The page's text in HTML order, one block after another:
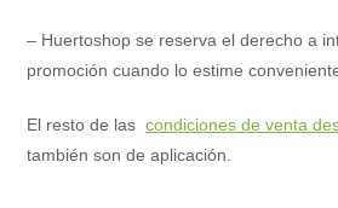
– Huertoshop se reserva el derecho a
promoción cuando lo estime
El resto de lascondiciones de venta
también son de aplicación.